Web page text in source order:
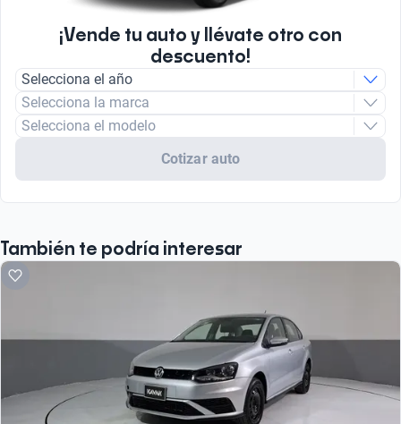
¡Vende tu auto y llévate otro con
descuento!
Selecciona el año
Selecciona la marca
Selecciona el modelo
Cotizar auto
También te podría interesar